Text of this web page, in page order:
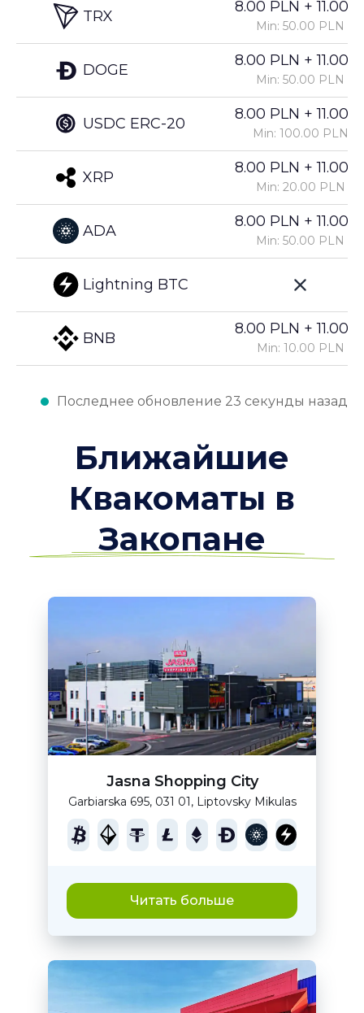
TRX
DOGE
USDC ERC-20
XRP
ADA
Lightning BTC
BNB
8.00 PLN +
Min: 50.00 PLN
8.00 PLN +
Min: 50.00 PLN
8.00 PLN +
Min: 100.00 PLN
8.00 PLN +
Min: 20.00 PLN
8.00 PLN +
Min: 50.00 PLN
8.00 PLN +
Min: 10.00 PLN
Последнее обновление 23 секунды назад
Ближайшие
Квакоматы в
Закопане
Jasna Shopping City
Garbiarska 695, 031 01, Liptovsky Mikulas
Читать больше